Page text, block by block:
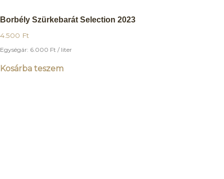
Borbély Szürkebarát Selection 2023
4.500 Ft
Egységár: 6.000 Ft / liter
Kosárba teszem